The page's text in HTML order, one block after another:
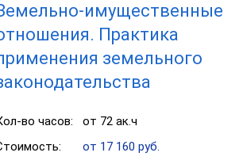
имущественные
Практика
земельного
во часов:
от 72 ак.ч
от 17 160 руб.